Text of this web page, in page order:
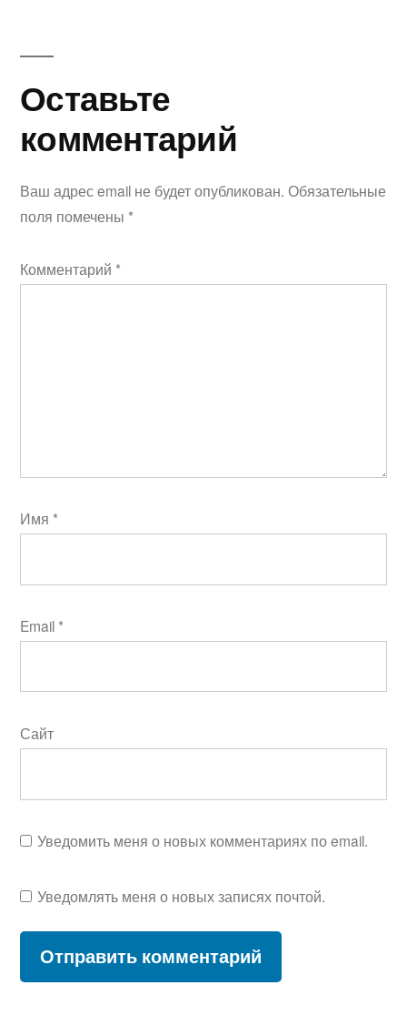
Оставьте
комментарий
Ваш адрес email не будет опубликован. Обязательные
поля помечены *
Комментарий *
Имя *
Email *
Сайт
Уведомить меня о новых комментариях по email.
Уведомлять меня о новых записях почтой.
Оставьте
комментарий